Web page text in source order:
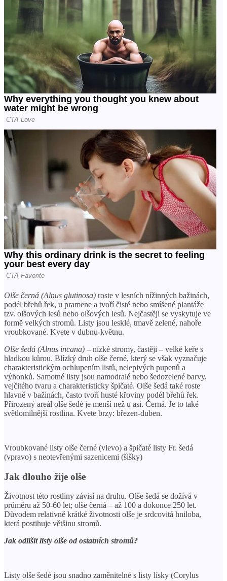
Olše černá (Alnus glutinosa) roste v lesních nížinných bažinách,
podél břehů řek, u pramene a tvoří čisté nebo smíšené plantáže
tzv. olšových lesů nebo olšových lesů. Nejčastěji se vyskytuje ve
formě velkých stromů. Listy jsou lesklé, tmavě zelené, nahoře
vroubkované. Kvete v dubnu-květnu.
Olše šedá (Alnus incana) – nízké stromy, častěji – velké keře s
hladkou kůrou. Blízký druh olše černé, který se však vyznačuje
charakteristickým ochlupením listů, nelepivých pupenů a
výhonků. Samotné listy jsou namodralé nebo šedozelené barvy,
vejčitého tvaru a charakteristicky špičaté. Olše šedá také roste
hlavně v bažinách, často tvoří husté křoviny podél břehů řek.
Přirozený areál olše šedé je menší než u asi. Černá. Je to také
světlomilnější rostlina. Kvete brzy: březen-duben.
Vroubkované listy olše černé (vlevo) a špičaté listy Fr. šedá
(vpravo) s neotevřenými sazenicemi (šišky)
Jak dlouho žije olše
Životnost této rostliny závisí na druhu. Olše šedá se dožívá v
průměru až 50-60 let; olše černá – až 100 a dokonce 250 let.
Důvodem relativně krátké životnosti olše je srdcovitá hniloba,
která postihuje většinu stromů.
Jak odlišit listy olše od ostatních stromů?
Listy olše šedé jsou snadno zaměnitelné s listy lísky (Corylus